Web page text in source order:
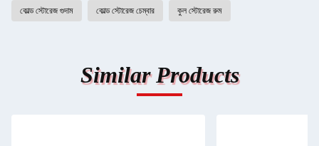
কোল্ড স্টোরেজ গুদাম কোল্ড স্টোরেজ চেম্বার কুল স্টোরেজ রুম
Similar Products